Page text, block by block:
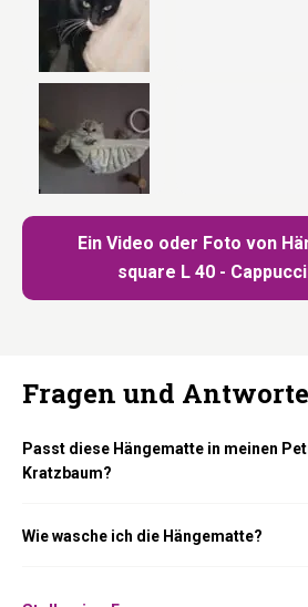
Ein Video oder Foto von
square L 40 -
Fragen und
Passt diese Hängematte in meinen
Kratzbaum?
Wie wasche ich die Hängematte?